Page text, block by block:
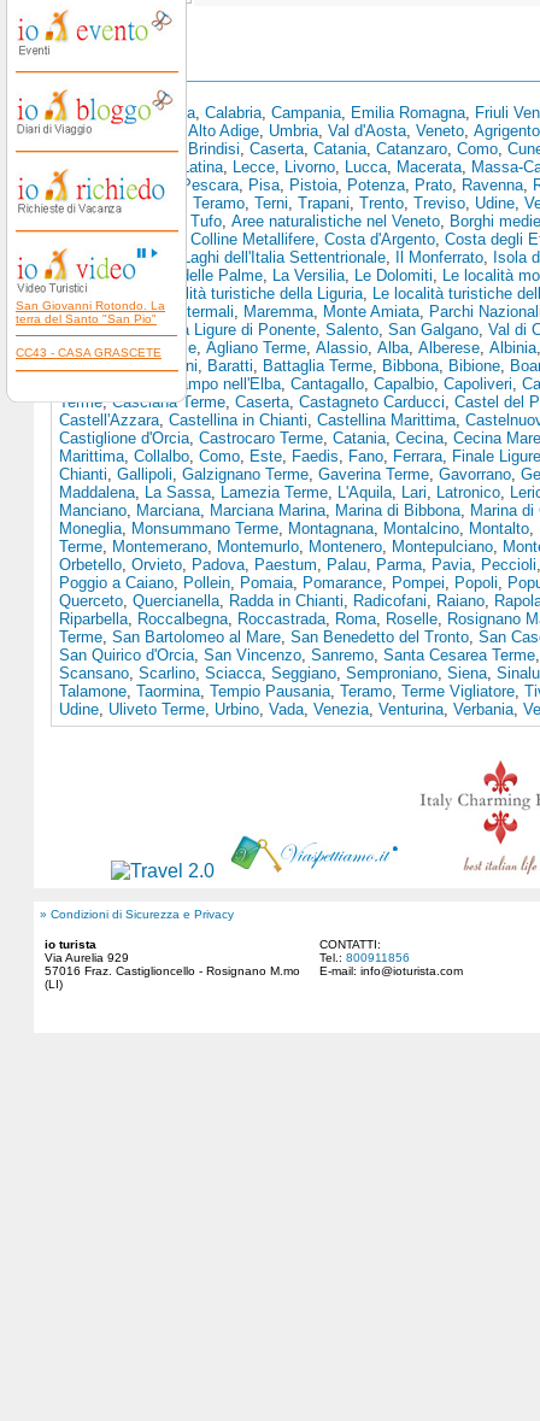
San Giovanni Rotondo. La
terra del Santo "San Pio"
CC43 - CASA GRASCETE
Abruzzo,Basilicata, Calabria, Campania, Emilia Romagna, Friuli
Toscana
Trentino Alto Adige, Umbria, Val d'Aosta, Veneto, Agrigento
Bolzano,Brescia Brindisi, Caserta, Catania, Catanzaro, Como,
Spezia
Latina, Lecce, Livorno, Lucca, Macerata, Massa-
Pesaro e Urbino
Pescara, Pisa, Pistoia, Potenza, Prato, Ravenna,
Siracusa,Sondrio Teramo, Terni, Trapani, Trento, Treviso, Udine,
Area del Tufo, Aree naturalistiche nel Veneto, Borghi
Colline Metallifere, Costa d'Argento, Costa degli
Golfo dei Poeti
I Laghi dell'Italia Settentrionale, Il Monferrato, Isola
La Riviera Ligure delle Palme, La Versilia, Le Dolomiti, Le località
Piemonte
Le località turistiche della Liguria, Le località turistiche
Toscana,Località termali, Maremma, Monte Amiata, Parchi
di Levante,Riviera Ligure di Ponente, Salento, San Galgano, Val di
Terme,Acqui terme, Agliano Terme, Alassio, Alba, Alberese, Albinia
Asti,Bagno Vignoni, Baratti, Battaglia Terme, Bibbona, Bibione,
Campo nell'Elba, Cantagallo, Capalbio, Capoliveri,
Terme,Casciana Terme, Caserta, Castagneto Carducci, Castel del
Castell'Azzara, Castellina in Chianti, Castellina Marittima,
Castiglione d'Orcia, Castrocaro Terme, Catania, Cecina, Cecina Mare
Marittima, Collalbo, Como, Este, Faedis, Fano, Ferrara, Finale Ligure
Chianti, Gallipoli, Galzignano Terme, Gaverina Terme, Gavorrano,
Maddalena, La Sassa, Lamezia Terme, L'Aquila, Lari, Latronico,
Manciano, Marciana, Marciana Marina, Marina di Bibbona, Marina di
Moneglia, Monsummano Terme, Montagnana, Montalcino, Montalto,
Terme, Montemerano, Montemurlo, Montenero, Montepulciano,
Orbetello, Orvieto, Padova, Paestum, Palau, Parma, Pavia, Peccioli
Poggio a Caiano, Pollein, Pomaia, Pomarance, Pompei, Popoli,
Querceto, Quercianella, Radda in Chianti, Radicofani, Raiano,
Riparbella, Roccalbegna, Roccastrada, Roma, Roselle, Rosignano
Terme, San Bartolomeo al Mare, San Benedetto del Tronto, San
San Quirico d'Orcia, San Vincenzo, Sanremo, Santa Cesarea Terme
Scansano, Scarlino, Sciacca, Seggiano, Semproniano, Siena,
Talamone, Taormina, Tempio Pausania, Teramo, Terme Vigliatore,
Udine, Uliveto Terme, Urbino, Vada, Venezia, Venturina, Verbania,
» Condizioni di Sicurezza e Privacy
io turista
Via Aurelia 929
57016 Fraz. Castiglioncello - Rosignano M.mo
(LI)
CONTATTI:
Tel.: 800911856
E-mail: info@ioturista.com